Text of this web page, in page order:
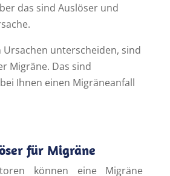
das sind Auslöser und
Ursachen unterscheiden, sind
Migräne. Das sind
Ihnen einen Migräneanfall
für Migräne
können eine Migräne